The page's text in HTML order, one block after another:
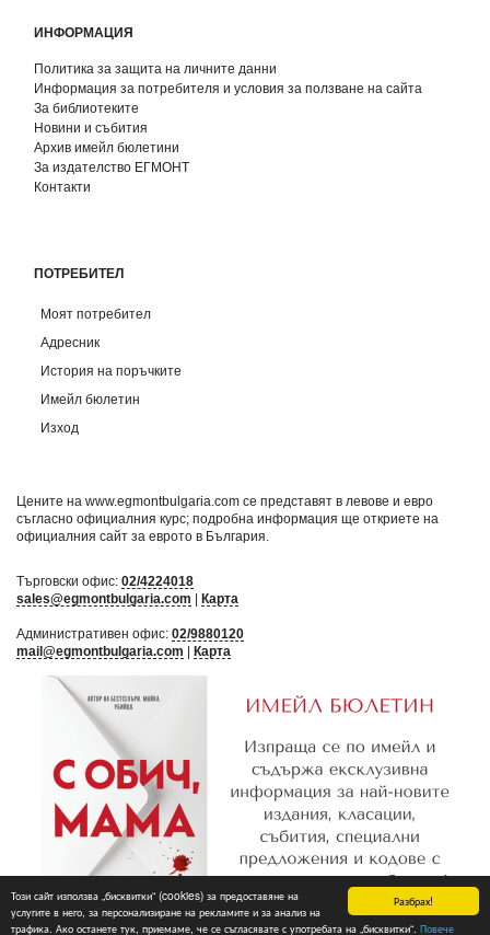
Разбрах!
Този сайт използва „бисквитки“ (cookies) за предоставяне на
услугите в него, за персонализиране на рекламите и за анализ на
трафика. Ако останете тук, приемаме, че се съгласявате с употребата на „бисквитки“. Повече
ИНФОРМАЦИЯ
Политика за защита на личните данни
Информация за потребителя и условия за ползване на сайта
За библиотеките
Новини и събития
Архив имейл бюлетини
За издателство ЕГМОНТ
Контакти
ПОТРЕБИТЕЛ
Моят потребител
Адресник
История на поръчките
Имейл бюлетин
Изход
Цените на www.egmontbulgaria.com се представят в левове и евро
съгласно официалния курс; подробна информация ще откриете на
официалния сайт за еврото в България
Търговски офис: 02/4224018
sales@egmontbulgaria.com | Карта
Административен офис: 02/9880120
mail@egmontbulgaria.com | Карта